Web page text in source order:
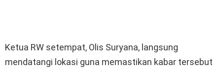
Ketua RW setempat, Olis Suryana, langsung
mendatangi lokasi guna memastikan kabar tersebut